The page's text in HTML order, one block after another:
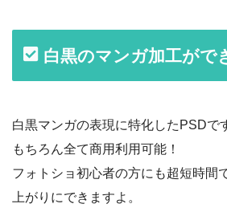
白黒のマンガ加工がで
白黒マンガの表現に特化したPSDで
もちろん全て商用利用可能！
フォトショ初心者の方にも超短時間
上がりにできますよ。